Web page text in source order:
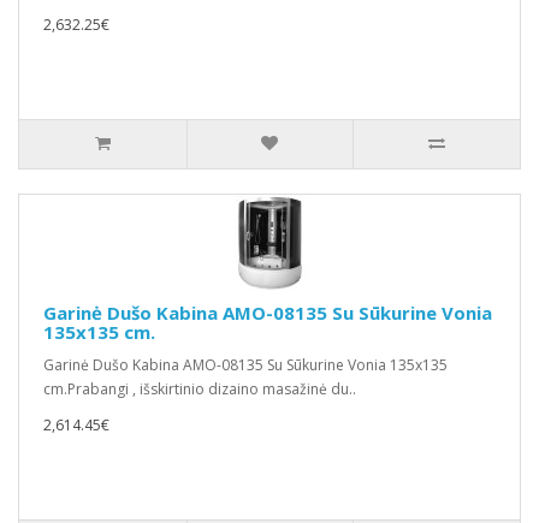
2,632.25€
Garinė Dušo Kabina AMO-08135 Su Sūkurine Vonia
135x135 cm.
Garinė Dušo Kabina AMO-08135 Su Sūkurine Vonia 135x135
cm.Prabangi , išskirtinio dizaino masažinė du..
2,614.45€